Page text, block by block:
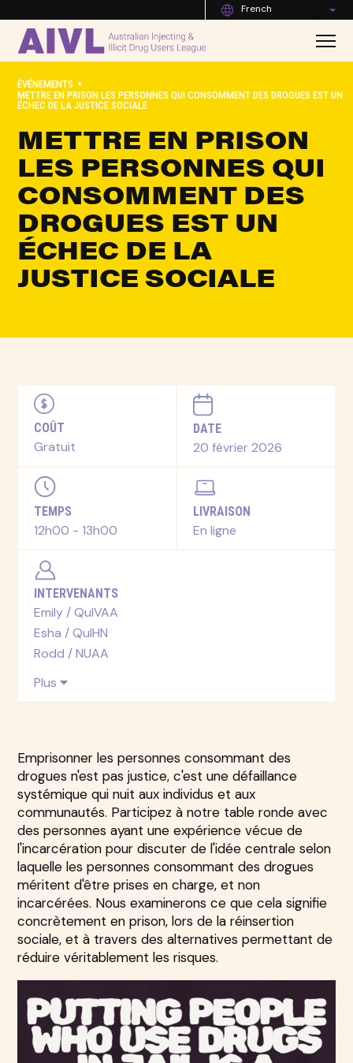
French
ÉVÉNEMENTS •
METTRE EN PRISON LES PERSONNES QUI CONSOMMENT DES DROGUES EST UN
ÉCHEC DE LA JUSTICE SOCIALE
METTRE EN PRISON
LES PERSONNES QUI
CONSOMMENT DES
DROGUES EST UN
ÉCHEC DE LA
JUSTICE SOCIALE
COÛT
Gratuit
DATE
20 février 2026
TEMPS
12h00 - 13h00
LIVRAISON
En ligne
INTERVENANTS
Emily / QuIVAA
Esha / QuIHN
Rodd / NUAA
Plus
Emprisonner les personnes consommant des
drogues n'est pas justice, c'est une défaillance
systémique qui nuit aux individus et aux
communautés. Participez à notre table ronde avec
des personnes ayant une expérience vécue de
l'incarcération pour discuter de l'idée centrale selon
laquelle les personnes consommant des drogues
méritent d'être prises en charge, et non
incarcérées. Nous examinerons ce que cela signifie
concrètement en prison, lors de la réinsertion
sociale, et à travers des alternatives permettant de
réduire véritablement les risques.